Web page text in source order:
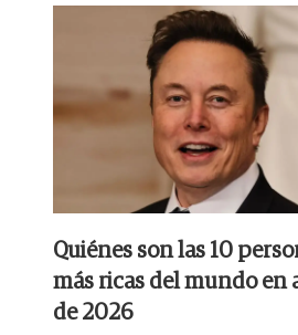
Quiénes son las 10
más ricas del mundo en
de 2026